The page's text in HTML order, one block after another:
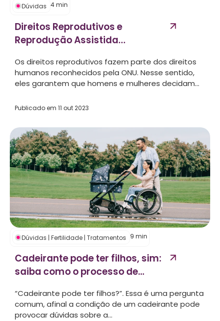
Dúvidas 4min
Direitos Reprodutivos e
Reprodução Assistida...
Os direitos reprodutivos fazem parte dos direitos
humanos reconhecidos pela ONU. Nesse sentido,
eles garantem que homens e mulheres decidam...
Publicado em 11 out 2023
Dúvidas | Fertilidade| Tratamentos 9 min
Cadeirante pode ter filhos, sim:
saiba como o processo de
“Cadeirante pode ter filhos?”. Essa é uma pergunta
comum, afinal a condição de um cadeirante pode
provocar dúvidas sobre a...